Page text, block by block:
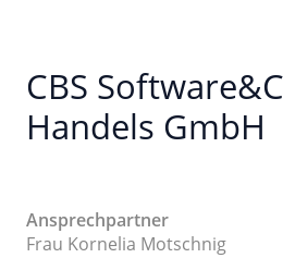
CBS
Handels GmbH
Ansprechpartner
Frau Kornelia Motschnig